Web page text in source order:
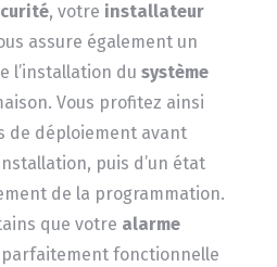
, votre installateur
assure également un
l’installation du système
Vous profitez ainsi
de déploiement avant
puis d’un état
de la programmation.
que votre alarme
fonctionnelle